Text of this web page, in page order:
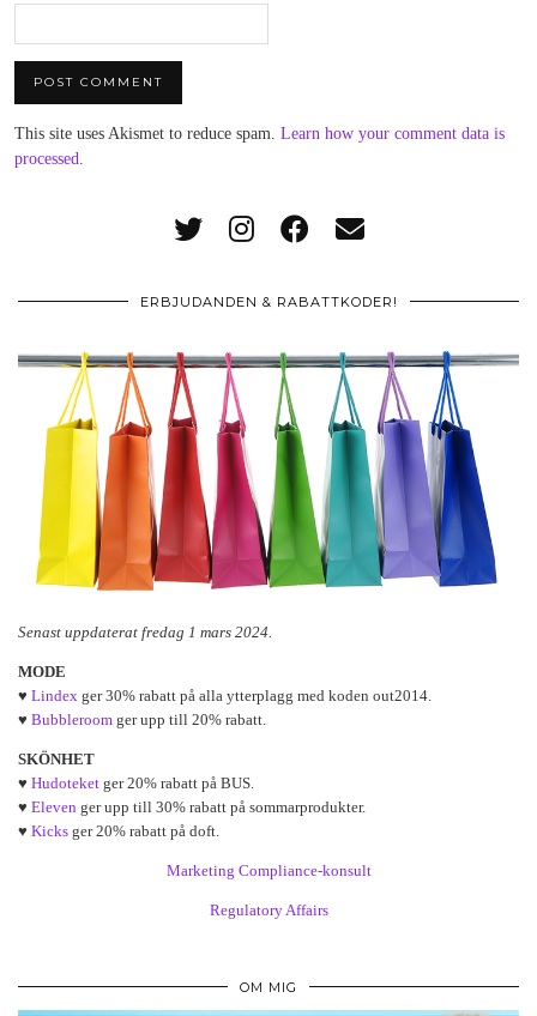
This site uses Akismet to reduce spam. Learn how your comment data is
processed.
ERBJUDANDEN & RABATTKODER!
Senast uppdaterat fredag 1 mars 2024.
MODE
♥ Lindex ger 30% rabatt på alla ytterplagg med koden out2014.
♥ Bubbleroom ger upp till 20% rabatt.
SKÖNHET
♥ Hudoteket ger 20% rabatt på BUS.
♥ Eleven ger upp till 30% rabatt på sommarprodukter.
♥ Kicks ger 20% rabatt på doft.
Marketing Compliance-konsult
Regulatory Affairs
OM MIG